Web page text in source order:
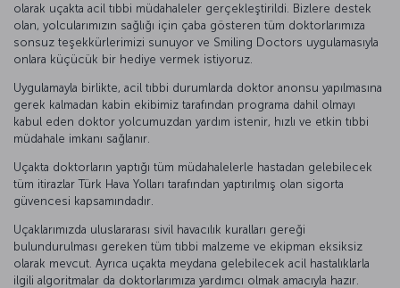
olarak uçakta acil tıbbi müdahaleler gerçekleştirildi. Bizlere destek
olan, yolcularımızın sağlığı için çaba gösteren tüm doktorlarımıza
sonsuz teşekkürlerimizi sunuyor ve Smiling Doctors uygulamasıyla
onlara küçücük bir hediye vermek istiyoruz.
Uygulamayla birlikte, acil tıbbi durumlarda doktor anonsu yapılmasına
gerek kalmadan kabin ekibimiz tarafından programa dahil olmayı
kabul eden doktor yolcumuzdan yardım istenir, hızlı ve etkin tıbbi
müdahale imkanı sağlanır.
Uçakta doktorların yaptığı tüm müdahalelerle hastadan gelebilecek
tüm itirazlar Türk Hava Yolları tarafından yaptırılmış olan sigorta
güvencesi kapsamındadır.
Uçaklarımızda uluslararası sivil havacılık kuralları gereği
bulundurulması gereken tüm tıbbi malzeme ve ekipman eksiksiz
olarak mevcut. Ayrıca uçakta meydana gelebilecek acil hastalıklarla
ilgili algoritmalar da doktorlarımıza yardımcı olmak amacıyla hazır.